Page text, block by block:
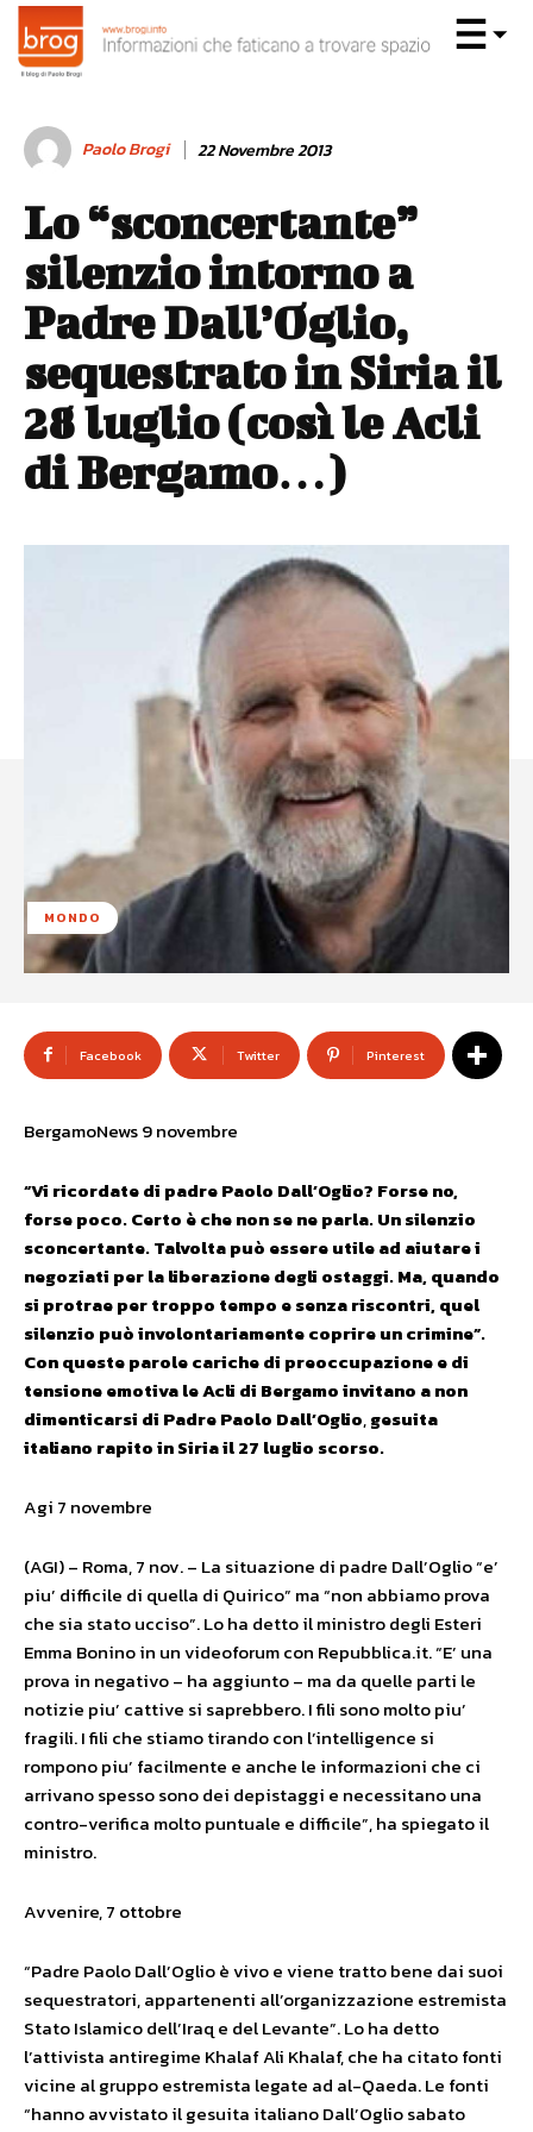
Paolo Brogi 22 Novembre 2013
Lo “sconcertante”
silenzio intorno a
Padre Dall’Oglio,
sequestrato in Siria il
28 luglio (così le Acli
di Bergamo…)
MONDO
Facebook Twitter Pinterest
BergamoNews 9 novembre
“Vi ricordate di padre Paolo Dall’Oglio? Forse no,
forse poco. Certo è che non se ne parla. Un silenzio
sconcertante. Talvolta può essere utile ad aiutare i
negoziati per la liberazione degli ostaggi. Ma, quando
si protrae per troppo tempo e senza riscontri, quel
silenzio può involontariamente coprire un crimine”.
Con queste parole cariche di preoccupazione e di
tensione emotiva le Acli di Bergamo invitano a non
dimenticarsi di Padre Paolo Dall’Oglio,gesuita
italiano rapito in Siria il 27 luglio scorso.
Agi 7 novembre
(AGI) – Roma, 7 nov. – La situazione di padre Dall’Oglio “e’
piu’ difficile di quella di Quirico” ma “non abbiamo prova
che sia stato ucciso”. Lo ha detto il ministro degli Esteri
Emma Bonino in un videoforum con Repubblica.it. “E’ una
prova in negativo – ha aggiunto – ma da quelle parti le
notizie piu’ cattive si saprebbero. I fili sono molto piu’
fragili. I fili che stiamo tirando con l’intelligence si
rompono piu’ facilmente e anche le informazioni che ci
arrivano spesso sono dei depistaggi e necessitano una
contro-verifica molto puntuale e difficile”, ha spiegato il
ministro.
Avvenire, 7 ottobre
“Padre Paolo Dall’Oglio è vivo e viene tratto bene dai suoi
sequestratori, appartenenti all’organizzazione estremista
Stato Islamico dell’Iraq e del Levante”. Lo ha detto
l’attivista antiregime Khalaf Ali Khalaf, che ha citato fonti
vicine al gruppo estremista legate ad al-Qaeda. Le fonti
“hanno avvistato il gesuita italiano Dall’Oglio sabato